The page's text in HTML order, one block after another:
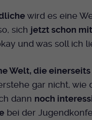
wird es eine
sich jetzt schon
und was soll ich
Welt, die
gar nicht, wie
dann noch
bei der
PHP Daten
die PHP session()
uid
Ende der Sitzung
1 Jahr
Einstellungen